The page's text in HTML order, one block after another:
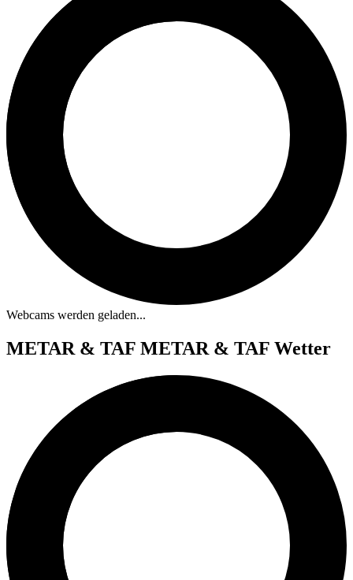
Webcams werden geladen...
METAR & TAF METAR & TAF Wetter